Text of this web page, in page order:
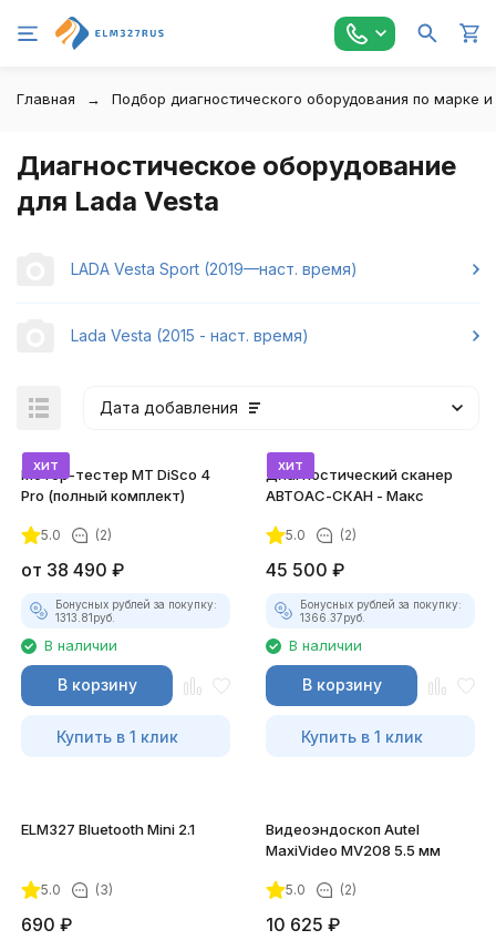
Главная Подбор диагностического оборудования по марке
Диагностическое оборудование
для Lada Vesta
LADA Vesta Sport (2019—наст. время)
Lada Vesta (2015 - наст. время)
Дата добавления
хит
Мотор-тестер MT DiSco 4
Pro (полный комплект)
5.0 (2)
от 38 490 ₽
Бонусных рублей за покупку:
1313.81руб.
В наличии
В корзину
Купить в 1 клик
хит
Диагностический сканер
АВТОАС-СКАН - Макс
5.0 (2)
45 500 ₽
Бонусных рублей за покупку:
1366.37руб.
В наличии
В корзину
Купить в 1 клик
ELM327 Bluetooth Mini 2.1
5.0 (3)
690 ₽
Видеоэндоскоп Autel
MaxiVideo MV208 5.5 мм
5.0 (2)
10 625 ₽